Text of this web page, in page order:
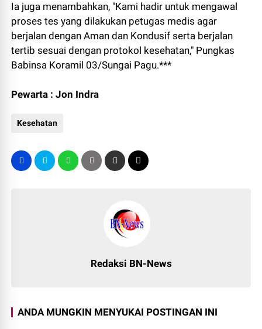
Ia juga menambahkan, "Kami hadir untuk mengawal
proses tes yang dilakukan petugas medis agar
berjalan dengan Aman dan Kondusif serta berjalan
tertib sesuai dengan protokol kesehatan," Pungkas
Babinsa Koramil 03/Sungai Pagu.***
Pewarta : Jon Indra
Kesehatan
Redaksi BN-News
ANDA MUNGKIN MENYUKAI POSTINGAN INI